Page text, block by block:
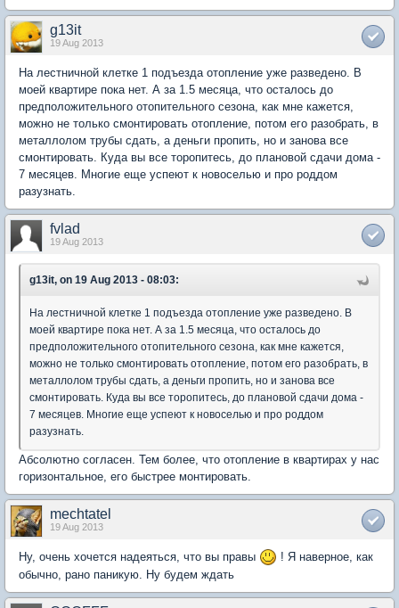
g13it
19 Aug 2013
На лестничной клетке 1 подъезда отопление уже разведено. В
моей квартире пока нет. А за 1.5 месяца, что осталось до
предположительного отопительного сезона, как мне кажется,
можно не только смонтировать отопление, потом его разобрать, в
металлолом трубы сдать, а деньги пропить, но и занова все
смонтировать. Куда вы все торопитесь, до плановой сдачи дома -
7 месяцев. Многие еще успеют к новоселью и про роддом
разузнать.
fvlad
19 Aug 2013
g13it, on 19 Aug 2013 - 08:03:
На лестничной клетке 1 подъезда отопление уже разведено. В
моей квартире пока нет. А за 1.5 месяца, что осталось до
предположительного отопительного сезона, как мне кажется,
можно не только смонтировать отопление, потом его разобрать, в
металлолом трубы сдать, а деньги пропить, но и занова все
смонтировать. Куда вы все торопитесь, до плановой сдачи дома -
7 месяцев. Многие еще успеют к новоселью и про роддом
разузнать.
Абсолютно согласен. Тем более, что отопление в квартирах у нас
горизонтальное, его быстрее монтировать.
mechtatel
19 Aug 2013
Ну, очень хочется надеяться, что вы правы
! Я наверное, как
обычно, рано паникую. Ну будем ждать